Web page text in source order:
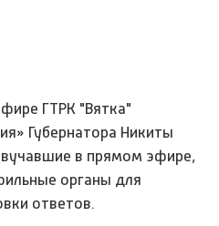
ГТРК "Вятка"
Губернатора Никиты
в прямом эфире,
органы для
ответов.